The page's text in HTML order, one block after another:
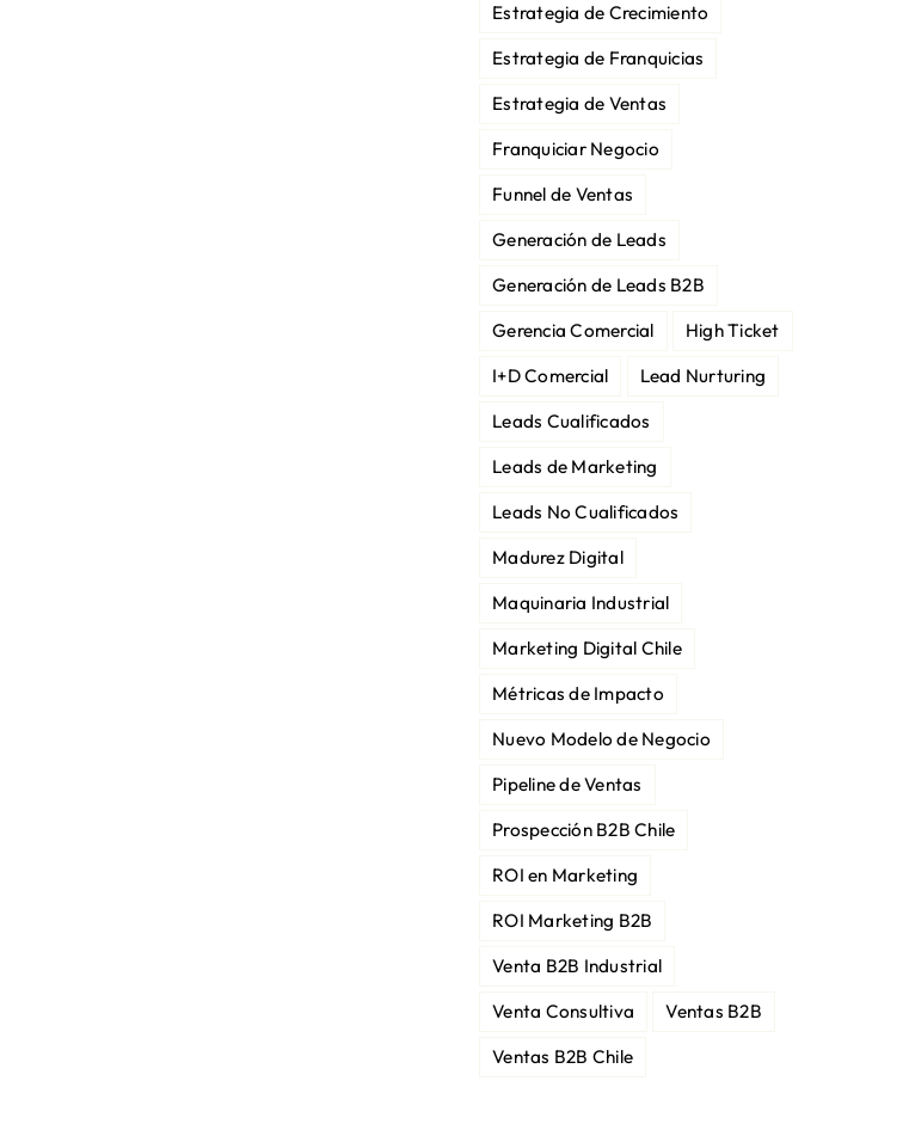
Estrategia de Crecimiento
Estrategia de Franquicias
Estrategia de Ventas
Franquiciar Negocio
Funnel de Ventas
Generación de Leads
Generación de Leads B2B
Gerencia Comercial
High Ticket
I+D Comercial
Lead Nurturing
Leads Cualificados
Leads de Marketing
Leads No Cualificados
Madurez Digital
Maquinaria Industrial
Marketing Digital Chile
Métricas de Impacto
Nuevo Modelo de Negocio
Pipeline de Ventas
Prospección B2B Chile
ROI en Marketing
ROI Marketing B2B
Venta B2B Industrial
Venta Consultiva
Ventas B2B
Ventas B2B Chile